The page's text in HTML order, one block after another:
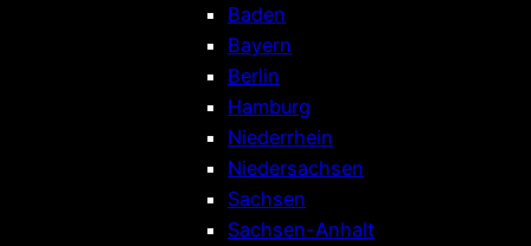
Baden
Bayern
Berlin
Hamburg
Niederrhein
Niedersachsen
Sachsen
Sachsen-Anhalt